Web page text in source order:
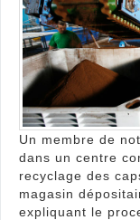
Un membre de
dans un centre
recyclage des
magasin
expliquant le